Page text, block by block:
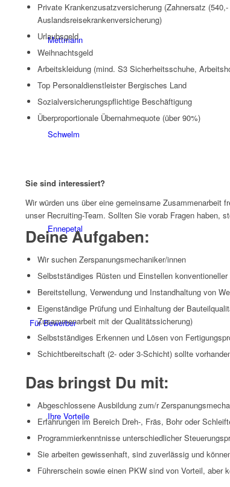
Mettmann
Schwelm
Ennepetal
Für Bewerber
Ihre Vorteile
Private Krankenzusatzversicherung (Zahnersatz
Auslandsreisekrankenversicherung)
Urlaubsgeld
Weihnachtsgeld
Arbeitskleidung (mind. S3 Sicherheitsschuhe,
Top Personaldienstleister Bergisches Land
Sozialversicherungspflichtige Beschäftigung
Überproportionale Übernahmequote (über 90%)
Sie sind interessiert?
Wir würden uns über eine gemeinsame Zusammenarbeit
unser Recruiting-Team. Sollten Sie vorab Fragen haben,
Deine Aufgaben:
Wir suchen Zerspanungsmechaniker/innen
Selbstständiges Rüsten und Einstellen
Bereitstellung, Verwendung und Instandhaltung von
Eigenständige Prüfung und Einhaltung der
Zusammenarbeit mit der Qualitätssicherung)
Selbstständiges Erkennen und Lösen von
Schichtbereitschaft (2- oder 3-Schicht) sollte
Das bringst Du mit:
Abgeschlossene Ausbildung zum/r
Erfahrungen im Bereich Dreh-, Fräs, Bohr oder
Programmierkenntnisse unterschiedlicher
Sie arbeiten gewissenhaft, sind zuverlässig und
Führerschein sowie einen PKW sind von Vorteil, aber